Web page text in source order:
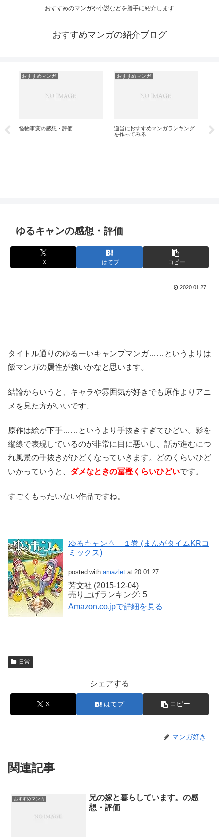
おすすめのマンガや小説などを勝手に紹介します
おすすめマンガの紹介ブログ
おすすめマンガ
怪物事変の感想・評価
おすすめマンガ
適当におすすめマンガランキング
を作ってみる
ゆるキャンの感想・評価
X はてブ コピー
2020.01.27
タイトル通りのゆるーいキャンプマンガ……というよりは
飯マンガの属性が強いかなと思います。
結論からいうと、キャラや雰囲気が好きでも原作よりアニ
メを見た方がいいです。
原作は絵が下手……というより手抜きすぎてひどい。影を
縦線で表現しているのが非常に目に悪いし、話が進むにつ
れ風景の手抜きがひどくなっていきます。どのくらいひど
いかっていうと、 ダメなときの冨樫くらいひどいです。
すごくもったいない作品ですね。
ゆるキャン△ １巻 (まんがタイムKRコ
ミックス)
posted with amazlet at 20.01.27
芳文社 (2015-12-04)
売り上げランキング: 5
Amazon.co.jpで詳細を見る
日常
シェアする
X はてブ コピー
マンガ好き
関連記事
おすすめマンガ
兄の嫁と暮らしています。の感
想・評価